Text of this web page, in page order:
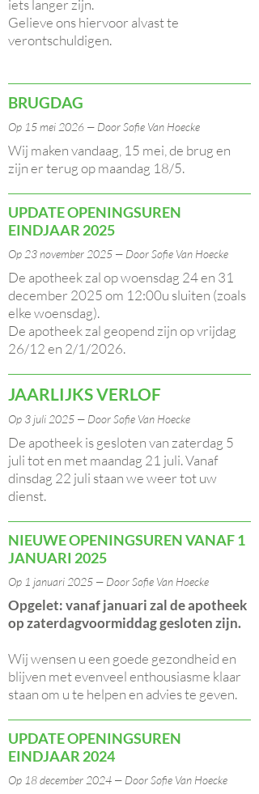
iets langer zijn.
Gelieve ons hiervoor alvast te
verontschuldigen.
BRUGDAG
Op 15 mei 2026 — Door Sofie Van Hoecke
Wij maken vandaag, 15 mei, de brug en
zijn er terug op maandag 18/5.
UPDATE OPENINGSUREN
EINDJAAR 2025
Op 23 november 2025 — Door Sofie Van Hoecke
De apotheek zal op woensdag 24 en 31
december 2025 om 12:00u sluiten (zoals
elke woensdag).
De apotheek zal geopend zijn op vrijdag
26/12 en 2/1/2026.
JAARLIJKS VERLOF
Op 3 juli 2025 — Door Sofie Van Hoecke
De apotheek is gesloten van zaterdag 5
juli tot en met maandag 21 juli.Vanaf
dinsdag 22 juli staan we weer tot uw
dienst.
NIEUWE OPENINGSUREN VANAF 1
JANUARI 2025
Op 1 januari 2025 — Door Sofie Van Hoecke
Opgelet: vanaf januari zal de apotheek
op zaterdagvoormiddag gesloten zijn.
Wij wensen u een goede gezondheid en
blijven met evenveel enthousiasme klaar
staan om u te helpen en advies te geven.
UPDATE OPENINGSUREN
EINDJAAR 2024
Op 18 december 2024 — Door Sofie Van Hoecke